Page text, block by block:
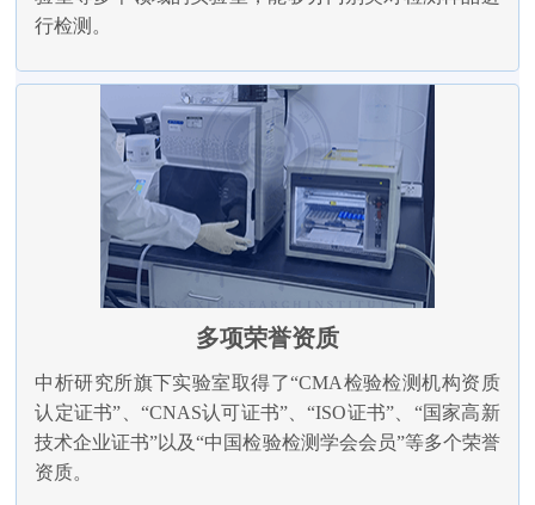
行检测。
多项荣誉资质
中析研究所旗下实验室取得了“CMA检验检测机构资质
认定证书”、“CNAS认可证书”、“ISO证书”、“国家高新
技术企业证书”以及“中国检验检测学会会员”等多个荣誉
资质。